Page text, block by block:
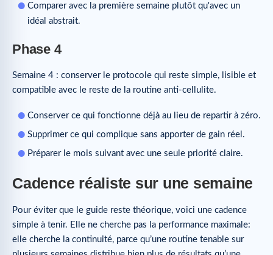
Comparer avec la première semaine plutôt qu'avec un
idéal abstrait.
Phase 4
Semaine 4 : conserver le protocole qui reste simple, lisible et
compatible avec le reste de la routine anti-cellulite.
Conserver ce qui fonctionne déjà au lieu de repartir à zéro.
Supprimer ce qui complique sans apporter de gain réel.
Préparer le mois suivant avec une seule priorité claire.
Cadence réaliste sur une semaine
Pour éviter que le guide reste théorique, voici une cadence
simple à tenir. Elle ne cherche pas la performance maximale:
elle cherche la continuité, parce qu’une routine tenable sur